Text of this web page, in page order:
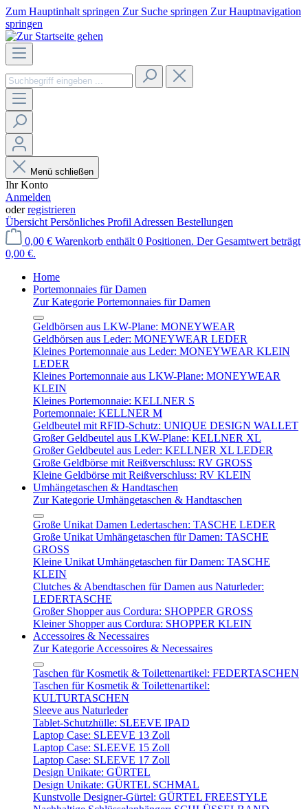
Zum Hauptinhalt springen Zur Suche springen Zur Hauptnavigation
springen
Menü schließen
Ihr Konto
Anmelden
oderregistrieren
Übersicht Persönliches Profil Adressen Bestellungen
0,00 € Warenkorb enthält 0 Positionen. Der Gesamtwert beträgt
0,00 €.
Home
Portemonnaies für Damen
Zur Kategorie Portemonnaies für Damen
Geldbörsen aus LKW-Plane: MONEYWEAR
Geldbörsen aus Leder: MONEYWEAR LEDER
Kleines Portemonnaie aus Leder: MONEYWEAR KLEIN
LEDER
Kleines Portemonnaie aus LKW-Plane: MONEYWEAR
KLEIN
Kleines Portemonnaie: KELLNER S
Portemonnaie: KELLNER M
Geldbeutel mit RFID-Schutz: UNIQUE DESIGN WALLET
Großer Geldbeutel aus LKW-Plane: KELLNER XL
Großer Geldbeutel aus Leder: KELLNER XL LEDER
Große Geldbörse mit Reißverschluss: RV GROSS
Kleine Geldbörse mit Reißverschluss: RV KLEIN
Umhängetaschen & Handtaschen
Zur Kategorie Umhängetaschen & Handtaschen
Große Unikat Damen Ledertaschen: TASCHE LEDER
Große Unikat Umhängetaschen für Damen: TASCHE
GROSS
Kleine Unikat Umhängetaschen für Damen: TASCHE
KLEIN
Clutches & Abendtaschen für Damen aus Naturleder:
LEDERTASCHE
Großer Shopper aus Cordura: SHOPPER GROSS
Kleiner Shopper aus Cordura: SHOPPER KLEIN
Accessoires & Necessaires
Zur Kategorie Accessoires & Necessaires
Taschen für Kosmetik & Toilettenartikel: FEDERTASCHEN
Taschen für Kosmetik & Toilettenartikel:
KULTURTASCHEN
Sleeve aus Naturleder
Tablet-Schutzhülle: SLEEVE IPAD
Laptop Case: SLEEVE 13 Zoll
Laptop Case: SLEEVE 15 Zoll
Laptop Case: SLEEVE 17 Zoll
Design Unikate: GÜRTEL
Design Unikate: GÜRTEL SCHMAL
Kunstvolle Designer-Gürtel: GÜRTEL FREESTYLE